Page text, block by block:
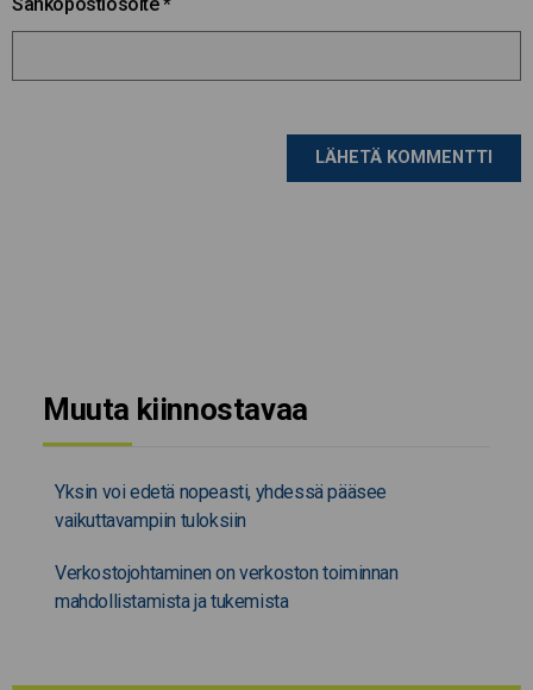
Muuta kiinnostavaa
Yksin voi edetä nopeasti, yhdessä pääsee
vaikuttavampiin tuloksiin
Verkostojohtaminen on verkoston toiminnan
mahdollistamista ja tukemista